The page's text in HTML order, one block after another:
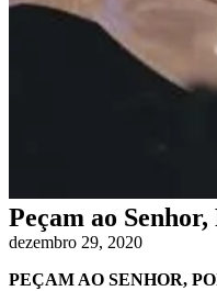
Peçam ao
dezembro 29, 2020
PEÇAM AO SENHOR,